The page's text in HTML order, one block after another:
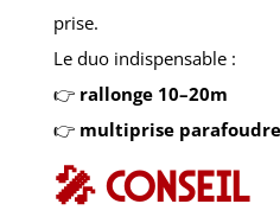
prise.
Le duo indispensable :
👉 rallonge 10–20m
👉 multiprise parafoudre
🎤 Conseil